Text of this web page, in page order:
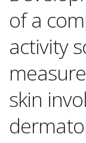
of a
activity
skin